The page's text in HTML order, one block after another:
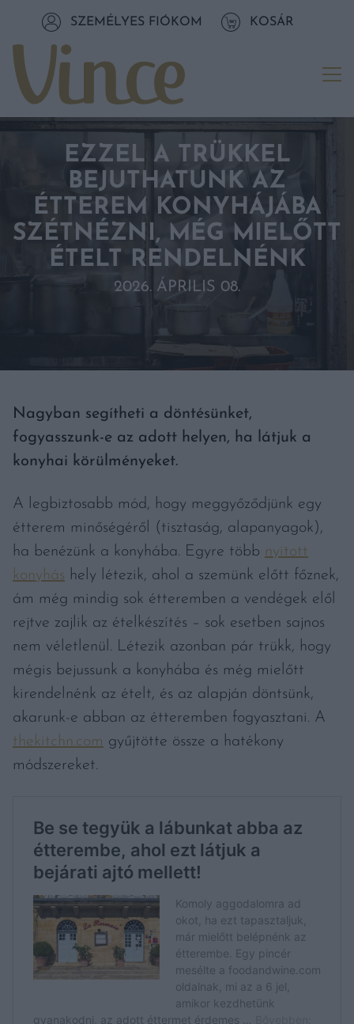
Tovább a tartalomhozSZEMÉLYES FIÓKOM KOSÁR
EZZEL A TRÜKKEL
BEJUTHATUNK AZ
ÉTTEREM KONYHÁJÁBA
SZÉTNÉZNI, MÉG MIELŐTT
ÉTELT RENDELNÉNK
2026. ÁPRILIS 08.
Nagyban segítheti a döntésünket,
fogyasszunk-e az adott helyen, ha látjuk a
konyhai körülményeket.
A legbiztosabb mód, hogy meggyőződjünk egy
étterem minőségéről (tisztaság, alapanyagok),
ha benézünk a konyhába. Egyre több nyitott
konyhás hely létezik, ahol a szemünk előtt főznek,
ám még mindig sok étteremben a vendégek elől
rejtve zajlik az ételkészítés – sok esetben sajnos
nem véletlenül. Létezik azonban pár trükk, hogy
mégis bejussunk a konyhába és még mielőtt
kirendelnénk az ételt, és az alapján döntsünk,
akarunk-e abban az étteremben fogyasztani. A
thekitchn.com gyűjtötte össze a hatékony
módszereket.